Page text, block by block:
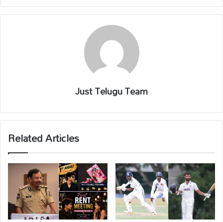
Just Telugu Team
Related Articles